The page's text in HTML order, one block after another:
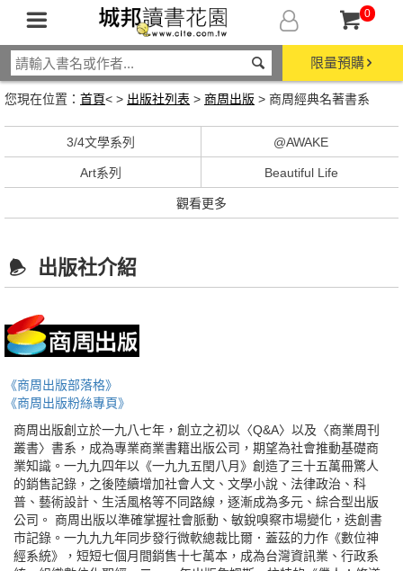
0
限量預購
您現在位置： 首頁< > 出版社列表 > 商周出版 > 商周經典名著書系
3/4文學系列 @AWAKE
Art系列 Beautiful Life
觀看更多
出版社介紹
《商周出版部落格》
《商周出版粉絲專頁》
商周出版創立於一九八七年，創立之初以〈Q&A〉以及〈商業周刊
叢書〉書系，成為專業商業書籍出版公司，期望為社會推動基礎商
業知識。一九九四年以《一九九五閏八月》創造了三十五萬冊驚人
的銷售記錄，之後陸續增加社會人文、文學小說、法律政治、科
普、藝術設計、生活風格等不同路線，逐漸成為多元、綜合型出版
公司。 商周出版以準確掌握社會脈動、敏銳嗅察市場變化，迭創書
市記錄。一九九九年同步發行微軟總裁比爾．蓋茲的力作《數位神
經系統》，短短七個月間銷售十七萬本，成為台灣資訊業、行政系